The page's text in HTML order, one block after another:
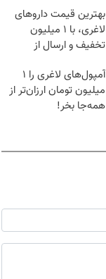
بهترین قیمت داروهای
لاغری، با ۱ میلیون
تخفیف و ارسال از
آمپول‌های لاغری را ۱
میلیون تومان ارزان‌تر از
همه‌جا بخر!